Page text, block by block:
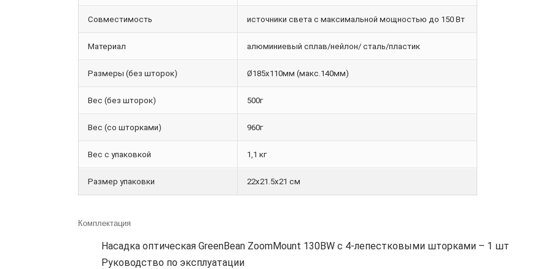
Совместимость источники света с максимальной мощностью до 150 Вт
Материал алюминиевый сплав/нейлон/ сталь/пластик
Размеры (без шторок) Ø185х110мм (макс.140мм)
Вес (без шторок) 500г
Вес (со шторками) 960г
Вес с упаковкой 1,1 кг
Размер упаковки 22х21.5х21 см
Комплектация
Насадка оптическая GreenBean ZoomMount 130BW с 4-лепестковыми шторками – 1 шт
Руководство по эксплуатации